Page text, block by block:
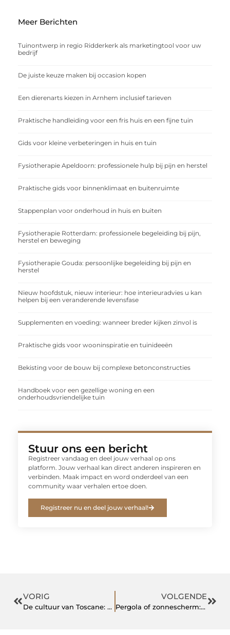
Meer Berichten
Tuinontwerp in regio Ridderkerk als marketingtool voor uw
bedrijf
De juiste keuze maken bij occasion kopen
Een dierenarts kiezen in Arnhem inclusief tarieven
Praktische handleiding voor een fris huis en een fijne tuin
Gids voor kleine verbeteringen in huis en tuin
Fysiotherapie Apeldoorn: professionele hulp bij pijn en herstel
Praktische gids voor binnenklimaat en buitenruimte
Stappenplan voor onderhoud in huis en buiten
Fysiotherapie Rotterdam: professionele begeleiding bij pijn,
herstel en beweging
Fysiotherapie Gouda: persoonlijke begeleiding bij pijn en
herstel
Nieuw hoofdstuk, nieuw interieur: hoe interieuradvies u kan
helpen bij een veranderende levensfase
Supplementen en voeding: wanneer breder kijken zinvol is
Praktische gids voor wooninspiratie en tuinideeën
Bekisting voor de bouw bij complexe betonconstructies
Handboek voor een gezellige woning en een
onderhoudsvriendelijke tuin
Stuur ons een bericht
Registreer vandaag en deel jouw verhaal op ons
platform. Jouw verhaal kan direct anderen inspireren en
verbinden. Maak impact en word onderdeel van een
community waar verhalen ertoe doen.
Registreer nu en deel jouw verhaal!
VORIG
De cultuur van Toscane: kunst, historie en tradities
VOLGENDE
Pergola of zonnescherm: kies op wind, ruimte en montage